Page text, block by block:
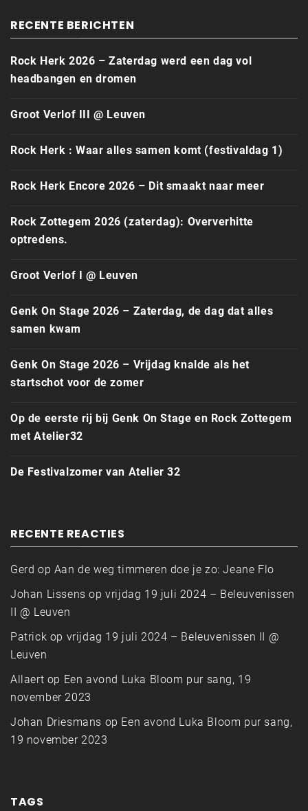
RECENTE BERICHTEN
Rock Herk 2026 – Zaterdag werd een dag vol
headbangen en dromen
Groot Verlof III @ Leuven
Rock Herk : Waar alles samen komt (festivaldag 1)
Rock Herk Encore 2026 – Dit smaakt naar meer
Rock Zottegem 2026 (zaterdag): Oververhitte
optredens.
Groot Verlof I @ Leuven
Genk On Stage 2026 – Zaterdag, de dag dat alles
samen kwam
Genk On Stage 2026 – Vrijdag knalde als het
startschot voor de zomer
Op de eerste rij bij Genk On Stage en Rock Zottegem
met Atelier32
De Festivalzomer van Atelier 32
RECENTE REACTIES
Gerd op Aan de weg timmeren doe je zo: Jeane Flo
Johan Lissens opvrijdag 19 juli 2024 – Beleuvenissen
II @ Leuven
Patrick op vrijdag 19 juli 2024 – Beleuvenissen II @
Leuven
Allaert op Een avond Luka Bloom pur sang, 19
november 2023
Johan Driesmans op Een avond Luka Bloom pur sang,
19 november 2023
TAGS